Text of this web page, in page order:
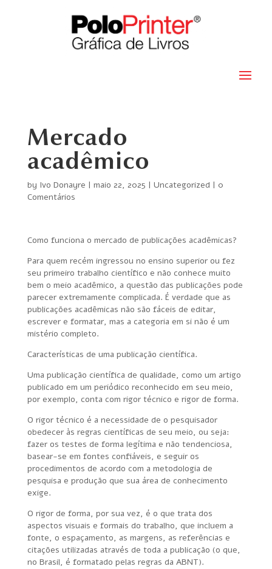
Mercado
acadêmico
by Ivo Donayre | maio 22, 2025 | Uncategorized | 0
Comentários
Como funciona o mercado de publicações acadêmicas?
Para quem recém ingressou no ensino superior ou fez
seu primeiro trabalho científico e não conhece muito
bem o meio acadêmico, a questão das publicações pode
parecer extremamente complicada. É verdade que as
publicações acadêmicas não são fáceis de editar,
escrever e formatar, mas a categoria em si não é um
mistério completo.
Características de uma publicação científica.
Uma publicação científica de qualidade, como um artigo
publicado em um periódico reconhecido em seu meio,
por exemplo, conta com rigor técnico e rigor de forma.
O rigor técnico é a necessidade de o pesquisador
obedecer às regras científicas de seu meio, ou seja:
fazer os testes de forma legítima e não tendenciosa,
basear-se em fontes confiáveis, e seguir os
procedimentos de acordo com a metodologia de
pesquisa e produção que sua área de conhecimento
exige.
O rigor de forma, por sua vez, é o que trata dos
aspectos visuais e formais do trabalho, que incluem a
fonte, o espaçamento, as margens, as referências e
citações utilizadas através de toda a publicação (o que,
no Brasil, é formatado pelas regras da ABNT).